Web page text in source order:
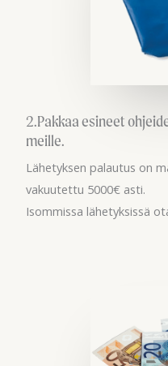
2.Pakkaa esineet
meille.
Lähetyksen palautus on
vakuutettu 5000€ asti.
Isommissa lähetyksissä